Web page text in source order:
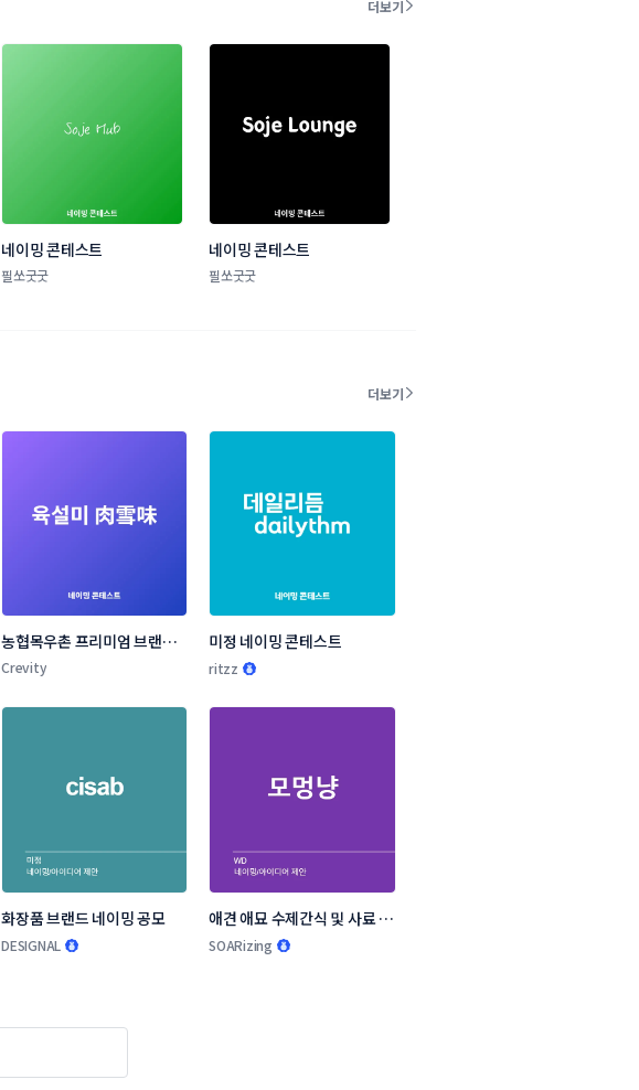
더보기
네이밍 콘테스트
필쏘굿굿
네이밍 콘테스트
필쏘굿굿
더보기
농협목우촌 프리미엄 브랜드
네이밍 공모
Crevity
미정 네이밍 콘테스트
ritzz
화장품 브랜드 네이밍 공모
DESIGNAL
애견 애묘 수제간식 및 사료 브
랜드 작명부탁드립니다.
SOARizing